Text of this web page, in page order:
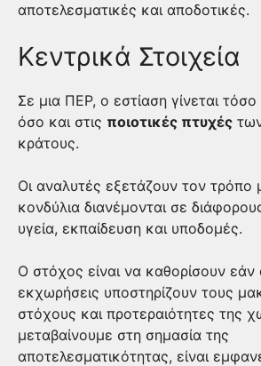
αποτελεσματικές και αποδοτικές.
Κεντρικά Στοιχεία
Σε μια ΠΕΡ, ο εστίαση γίνεται τόσο
όσο και στις ποιοτικές πτυχές
κράτους.
Οι αναλυτές εξετάζουν τον τρόπο
κονδύλια διανέμονται σε
υγεία, εκπαίδευση και υποδομές.
Ο στόχος είναι να καθορίσουν εάν
εκχωρήσεις υποστηρίζουν τους
στόχους και προτεραιότητες της
μεταβαίνουμε στη σημασία της
αποτελεσματικότητας, είναι